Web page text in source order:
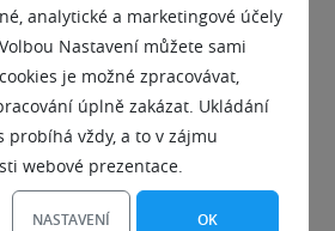
analytické a marketingové účely
Nastavení můžete sami
je možné zpracovávat,
úplně zakázat. Ukládání
probíhá vždy, a to v zájmu
webové prezentace.
NASTAVENÍ OK
přestávky od roku 2016, tedy
platí, že 8 z 10 uživatelů pokračují
svoji licenci.